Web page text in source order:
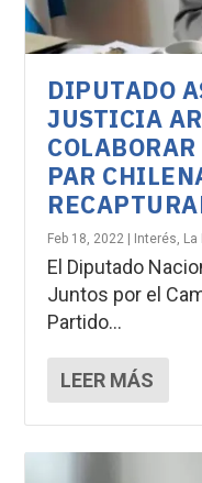
DIPUTADO
JUSTICIA
PAR
Feb 18, 2022 Interés,
El Diputado
Juntos por el
Partido...
LEER MÁS